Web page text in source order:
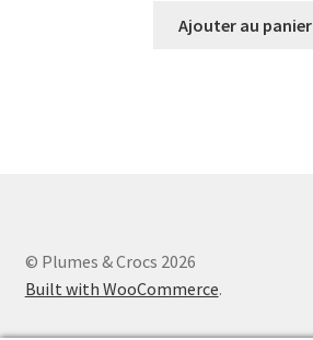
Ajouter au panier
© Plumes & Crocs 2026
Built with WooCommerce.